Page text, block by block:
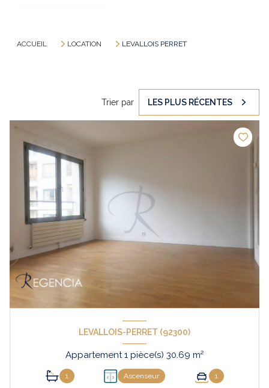
ACCUEIL LOCATION LEVALLOIS PERRET
Trier par LES PLUS RÉCENTES
LEVALLOIS-PERRET (92300)
Appartement 1 pièce(s) 30.69 m²
1 Ascenseur 1